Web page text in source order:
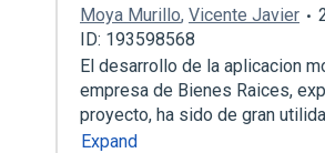
Moya Murillo, Vicente Javier
ID: 193598568
El desarrollo de la aplicacion
empresa de Bienes Raices,
proyecto, ha sido de gran
Expand